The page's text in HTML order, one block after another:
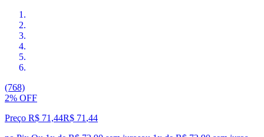
(768)
2% OFF
Preço R$ 71,44R$ 71 ,44